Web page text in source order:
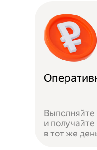
Выполняйте
и получайте
в тот же